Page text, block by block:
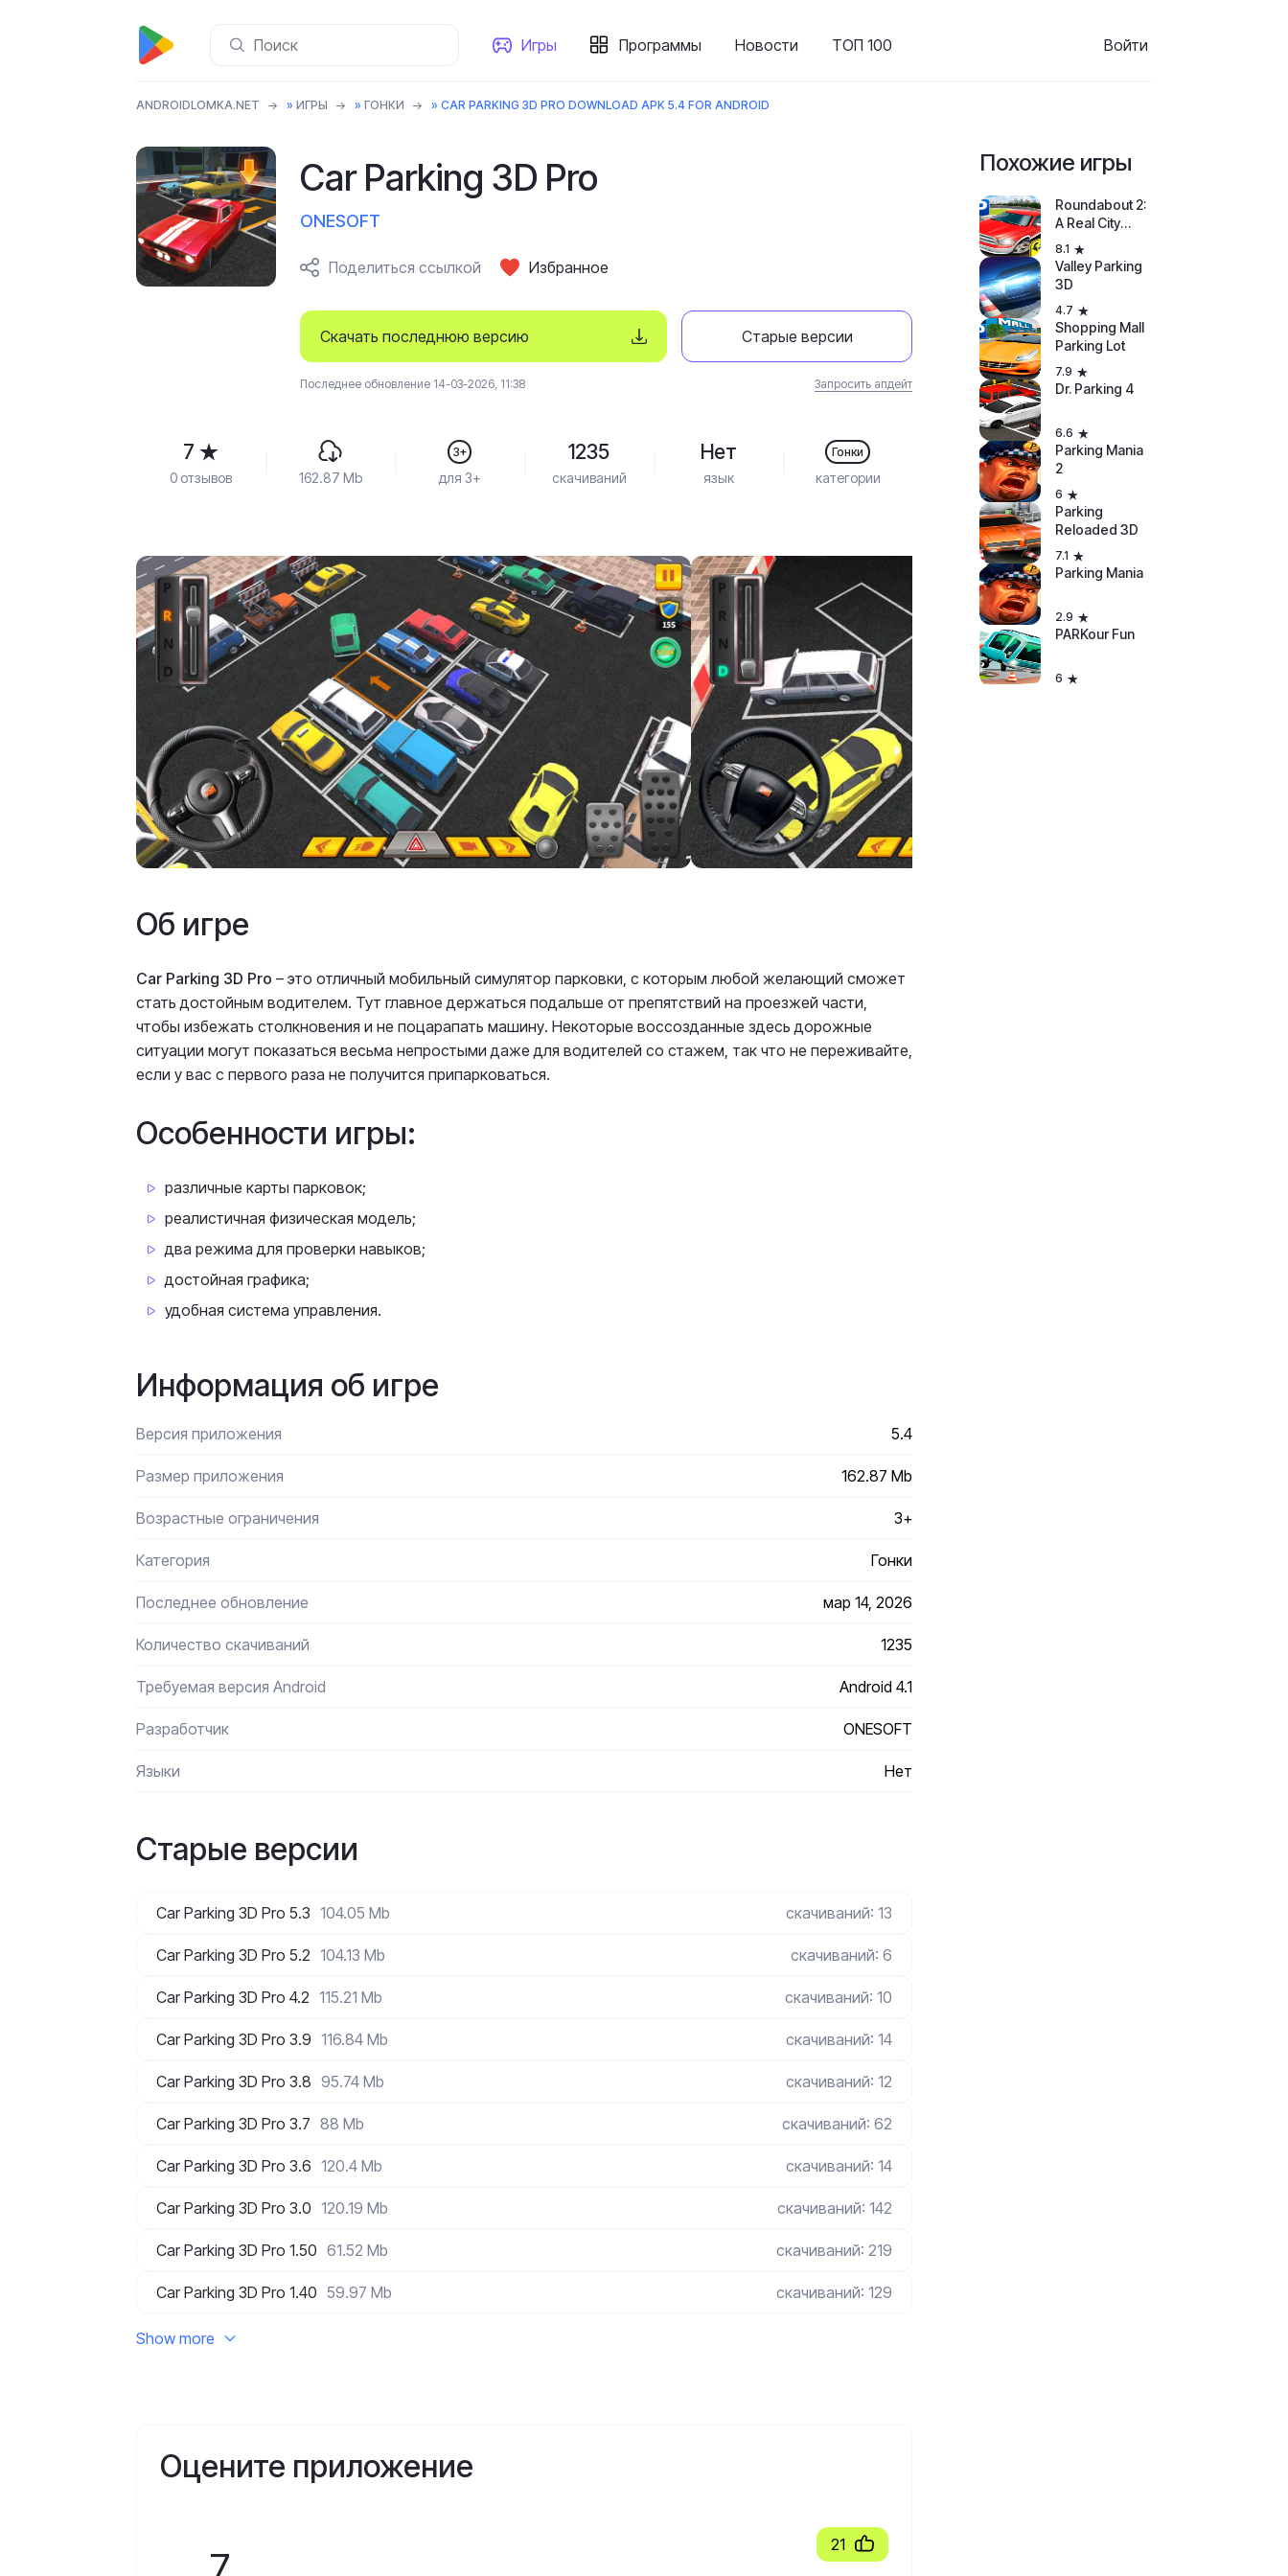
Игры Программы Новости ТОП 100 Войти
ANDROIDLOMKA.NET » ИГРЫ » ГОНКИ » CAR PARKING 3D PRO DOWNLOAD APK 5.4 FOR ANDROID
Car Parking 3D Pro
ONESOFT
Поделиться ссылкой Избранное
Скачать последнюю версию Старые версии
Последнее обновление 14-03-2026, 11:38 Запросить апдейт
7
0 отзывов 162.87 Mb
3+
для 3+
1235
скачиваний
Нет
язык
Гонки
категории
Об игре
Car Parking 3D Pro – это отличный мобильный симулятор парковки, с которым любой желающий сможет
стать достойным водителем. Тут главное держаться подальше от препятствий на проезжей части,
чтобы избежать столкновения и не поцарапать машину. Некоторые воссозданные здесь дорожные
ситуации могут показаться весьма непростыми даже для водителей со стажем, так что не переживайте,
если у вас с первого раза не получится припарковаться.
Особенности игры:
различные карты парковок;
реалистичная физическая модель;
два режима для проверки навыков;
достойная графика;
удобная система управления.
Информация об игре
Версия приложения 5.4
Размер приложения 162.87 Mb
Возрастные ограничения 3+
Категория Гонки
Последнее обновление мар 14, 2026
Количество скачиваний 1235
Требуемая версия Android Android 4.1
Разработчик ONESOFT
Языки Нет
Старые версии
Car Parking 3D Pro 5.3 104.05 Mb скачиваний: 13
Car Parking 3D Pro 5.2 104.13 Mb скачиваний: 6
Car Parking 3D Pro 4.2 115.21 Mb скачиваний: 10
Car Parking 3D Pro 3.9 116.84 Mb скачиваний: 14
Car Parking 3D Pro 3.8 95.74 Mb скачиваний: 12
Car Parking 3D Pro 3.7 88 Mb скачиваний: 62
Car Parking 3D Pro 3.6 120.4 Mb скачиваний: 14
Car Parking 3D Pro 3.0 120.19 Mb скачиваний: 142
Car Parking 3D Pro 1.50 61.52 Mb скачиваний: 219
Car Parking 3D Pro 1.40 59.97 Mb скачиваний: 129
Show more
Оцените приложение
21
Похожие игры
Roundabout 2:
A Real City
Driving Parking
Sim
8.1
Valley Parking
3D
4.7
Shopping Mall
Parking Lot
7.9
Dr. Parking 4
6.6
Parking Mania
2
6
Parking
Reloaded 3D
7.1
Parking Mania
2.9
PARKour Fun
6